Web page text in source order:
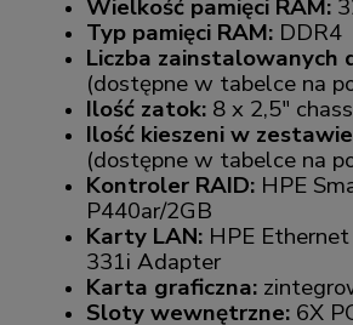
Wielkość pamięci RAM:
Typ pamięci RAM: DDR4
Liczba zainstalowanych
(dostępne w tabelce na
Ilość zatok: 8 x 2,5"
Ilość kieszeni w
(dostępne w tabelce na
Kontroler RAID: HPE
P440ar/2GB
Karty LAN: HPE
331i Adapter
Karta graficzna:
Sloty wewnętrzne: 6X